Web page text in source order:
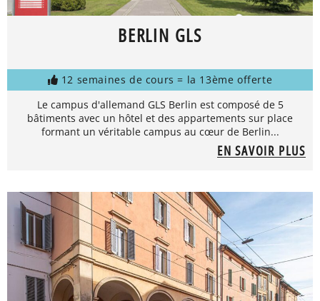
BERLIN GLS
12 semaines de cours = la 13ème offerte
Le campus d'allemand GLS Berlin est composé de 5
bâtiments avec un hôtel et des appartements sur place
formant un véritable campus au cœur de Berlin...
EN SAVOIR PLUS